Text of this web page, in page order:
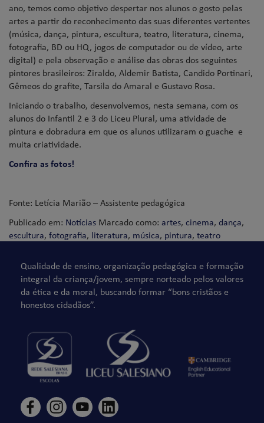
ano, temos como objetivo despertar nos alunos o gosto pelas
artes a partir do reconhecimento das suas diferentes vertentes
(música, dança, pintura, escultura, teatro, literatura, cinema,
fotografia, BD ou HQ, jogos de computador ou de vídeo, arte
digital) e pela observação e análise das obras dos seguintes
pintores brasileiros: Ziraldo, Aldemir Batista, Candido Portinari,
Gêmeos do grafite, Tarsila do Amaral e Gustavo Rosa.
Iniciando o trabalho, desenvolvemos, nesta semana, com os
alunos do Infantil 2 e 3 do Liceu Plural, uma atividade de
pintura e dobradura em que os alunos utilizaram o guache e
muita criatividade.
Confira as fotos!
Fonte: Letícia Marião – Assistente pedagógica
Publicado em: Notícias Marcado como: artes, cinema, dança,
escultura, fotografia, literatura, música, pintura, teatro
Qualidade de ensino, organização pedagógica e formação
integral da criança/jovem, sempre norteado pelos valores
da ética e da moral, buscando formar “bons cristãos e
honestos cidadãos”.